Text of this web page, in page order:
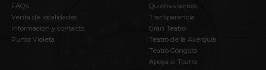
FAQ’s
Venta de localidades
Información y contacto
Punto Violeta
Quiénes somos
Transparencia
Gran Teatro
Teatro de la Axerquía
Teatro Góngora
Apoya al Teatro